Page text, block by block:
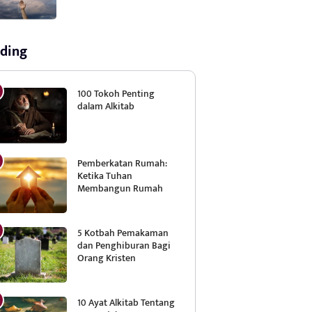
100 Tokoh Penting
dalam Alkitab
Pemberkatan Rumah:
Ketika Tuhan
Membangun Rumah
5 Kotbah Pemakaman
dan Penghiburan Bagi
Orang Kristen
10 Ayat Alkitab Tentang